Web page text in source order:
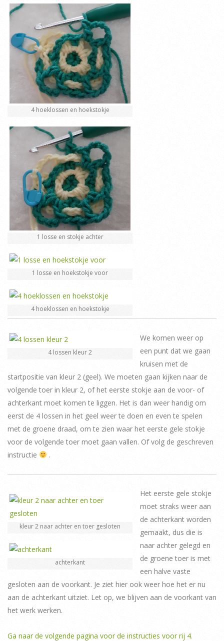
4 hoeklossen en hoekstokje
1 losse en stokje achter
1 losse en hoekstokje voor
4 hoeklossen en hoekstokje
4 lossen kleur 2
We komen weer op
een punt dat we gaan
kruisen met de
startpositie van kleur 2 (geel). We moeten gaan kijken naar de
volgende toer in kleur 2, of het eerste stokje aan de voor- of
achterkant moet komen te liggen. Het is dan weer handig om
eerst de 4 lossen in het geel weer te doen en even te spelen
met de groene draad, om te zien waar het eerste gele stokje
voor de volgende toer moet gaan vallen. Of volg de geschreven
instructie
.
kleur 2 naar achter en toer gesloten
achterkant
Het eerste gele stokje
moet straks weer aan
de achterkant worden
gemaakt, dus die is
naar achter gelegd en
de groene toer is met
een halve vaste
gesloten aan de voorkant. Je ziet hier ook weer hoe het er nu
aan de achterkant uitziet. Let op, we blijven aan de voorkant van
het werk werken.
Ga naar de volgende pagina voor de instructies voor rij 4.